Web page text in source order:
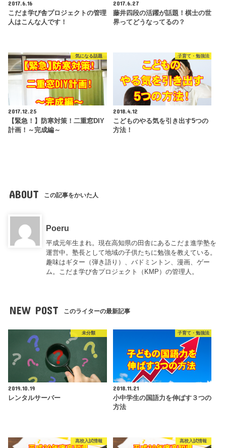
2017.6.16
こだま学び舎プロジェクトの管理
人はこんな人です！
2017.6.27
藤井四段の活躍が話題！棋士の世
界ってどうなってるの？
気になる話題
2017.12.25
【緊急！】防寒対策！二重窓DIY
計画！～完成編～
子育て・勉強法
2018.4.12
こどものやる気を引き出す5つの
方法！
ABOUT この記事をかいた人
Poeru
平成元年生まれ。現在高知県の田舎にあるこだま進学塾を
運営中。塾長として地域の子供たちに勉強を教えている。
趣味はギター（弾き語り）、バドミントン、漫画、ゲー
ム。こだま学び舎プロジェクト（KMP）の管理人。
NEW POST このライターの最新記事
未分類
2019.10.19
レンタルサーバー
子育て・勉強法
2018.11.21
小中学生の国語力を伸ばす３つの
方法
高校入試情報 高校入試情報